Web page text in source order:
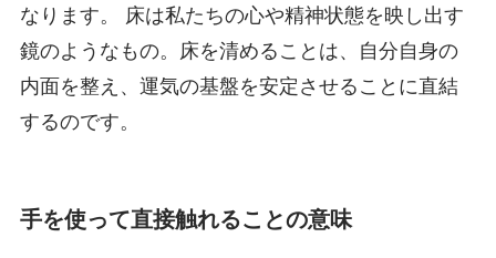
なります。 床は私たちの心や精神状態を映し出す
鏡のようなもの。床を清めることは、自分自身の
内面を整え、運気の基盤を安定させることに直結
するのです。
手を使って直接触れることの意味